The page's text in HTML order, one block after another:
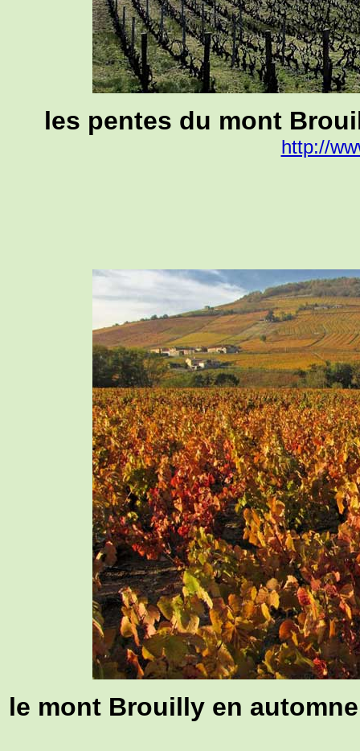
les pentes du mont
http://
le mont Brouilly en